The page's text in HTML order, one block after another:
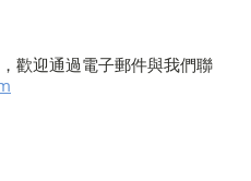
歡迎通過電子郵件與我們聯